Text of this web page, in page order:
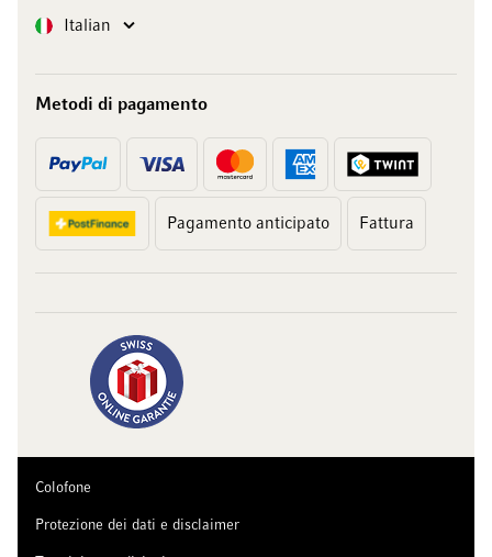
Lingua Italian
Metodi di pagamento
Pagamento anticipato Fattura
Colofone
Protezione dei dati e disclaimer